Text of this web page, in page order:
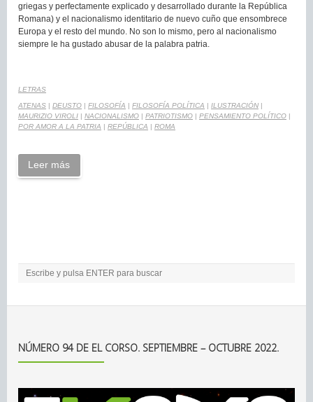
griegas y perfectamente explicado y desarrollado durante la República
Romana) y el nacionalismo identitario de nuevo cuño que ensombrece
Europa y el resto del mundo. No son lo mismo, pero al nacionalismo
siempre le ha gustado abusar de la palabra patria.
LETRAS
ATENAS | DEUSTO | FILOSOFÍA | FILOSOFÍA POLÍTICA | ILUSTRACIÓN |
MAURIZIO VIROLI | NACIONALISMO | PATRIOTISMO | PENSAMIENTO POLÍTICO |
POR AMOR A LA PATRIA | REPÚBLICA | ROMA
Leer más
NÚMERO 94 DE EL CORSO. SEPTIEMBRE – OCTUBRE 2022.